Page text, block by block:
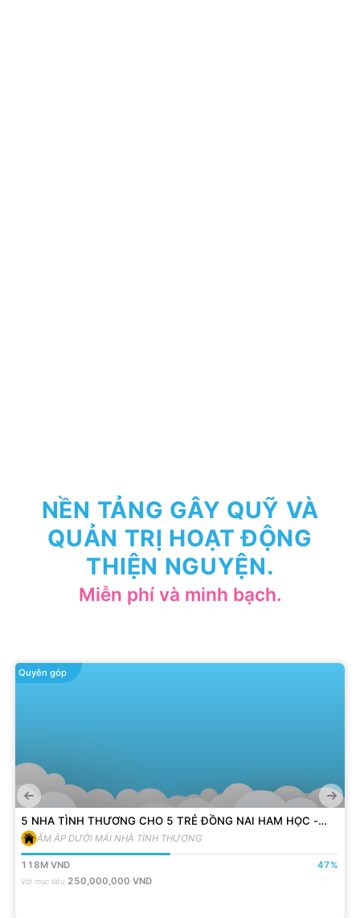
NỀN TẢNG GÂY QUỸ VÀ
QUẢN TRỊ HOẠT ĐỘNG
THIỆN NGUYỆN.
Miễn phí và minh bạch.
Quyên góp
5 NHA TÌNH THƯƠNG CHO 5 TRẺ ĐỒNG NAI HAM HỌC -
VƯỢT KHÓ
ẤM ÁP DƯỚI MÁI NHÀ TÌNH THƯƠNG
118M VND 47%
Với mục tiêu 250,000,000 VND